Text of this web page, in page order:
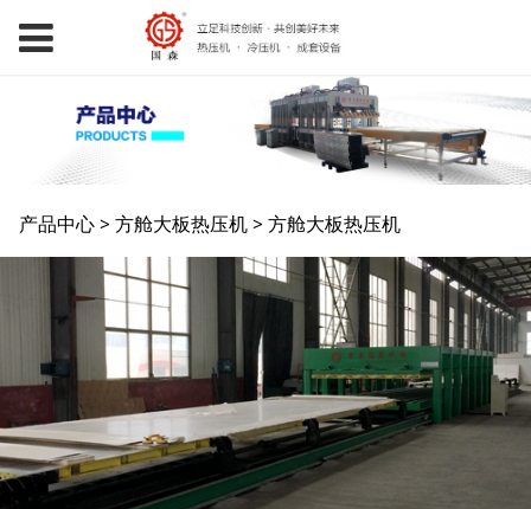
方舱大板热压机
产品中心>方舱大板热压机>方舱大板热压机